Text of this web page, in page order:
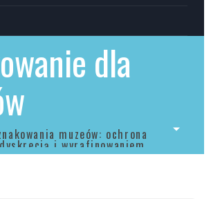
dla
muzeów: ochrona
i wyrafinowaniem.